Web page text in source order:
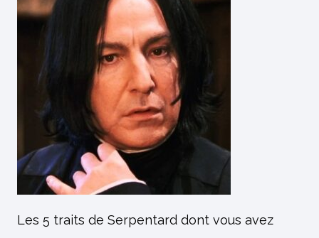
Les 5 traits de Serpentard dont vous avez